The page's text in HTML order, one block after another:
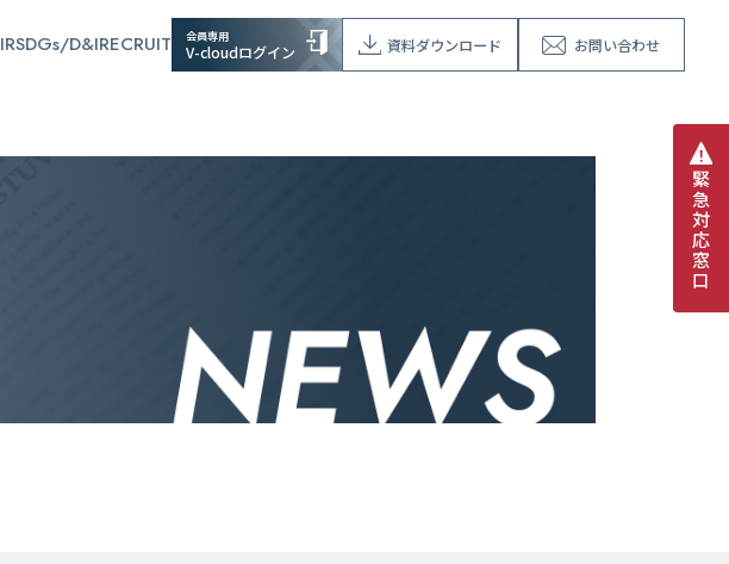
IRSDGs/D&IRECRUIT 会員専用
V-cloudログイン 資料ダウンロード お問い合わせ
緊
急
対
応
窓
口